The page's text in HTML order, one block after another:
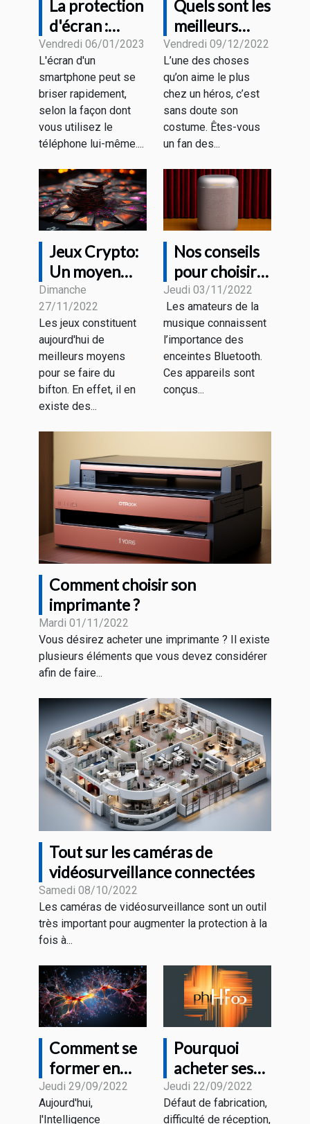
La protection
d'écran :
vaut-elle la
peine d'être
achetée ?
Vendredi 06/01/2023
L'écran d'un
smartphone peut se
briser rapidement,
selon la façon dont
vous utilisez le
téléphone lui-même....
Quels sont les
meilleurs
casques Iron
Man ?
Vendredi 09/12/2022
L’une des choses
qu’on aime le plus
chez un héros, c’est
sans doute son
costume. Êtes-vous
un fan des...
Jeux Crypto:
Un moyen
pour se faire
de l'argent.
Dimanche
27/11/2022
Les jeux constituent
aujourd'hui de
meilleurs moyens
pour se faire du
bifton. En effet, il en
existe des...
Nos conseils
pour choisir
une bonne
enceinte
Bluetooth
Jeudi 03/11/2022
Les amateurs de la
musique connaissent
l’importance des
enceintes Bluetooth.
Ces appareils sont
conçus...
Comment choisir son
imprimante ?
Mardi 01/11/2022
Vous désirez acheter une imprimante ? Il existe
plusieurs éléments que vous devez considérer
afin de faire...
Tout sur les caméras de
vidéosurveillance connectées
Samedi 08/10/2022
Les caméras de vidéosurveillance sont un outil
très important pour augmenter la protection à la
fois à...
Comment se
former en
Intelligence
Artificielle ?
Jeudi 29/09/2022
Aujourd'hui,
l'Intelligence
Pourquoi
acheter ses
appareils
auprès du
Jeudi 22/09/2022
Défaut de fabrication,
difficulté de réception,